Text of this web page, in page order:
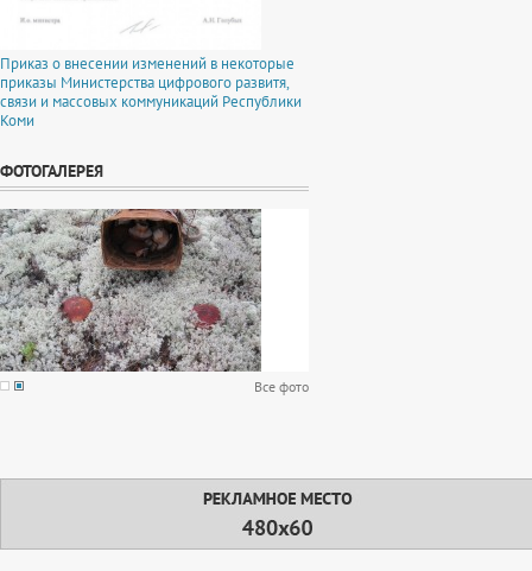
Приказ о внесении изменений в некоторые
приказы Министерства цифрового развитя,
связи и массовых коммуникаций Республики
Коми
ФОТОГАЛЕРЕЯ
Все фото